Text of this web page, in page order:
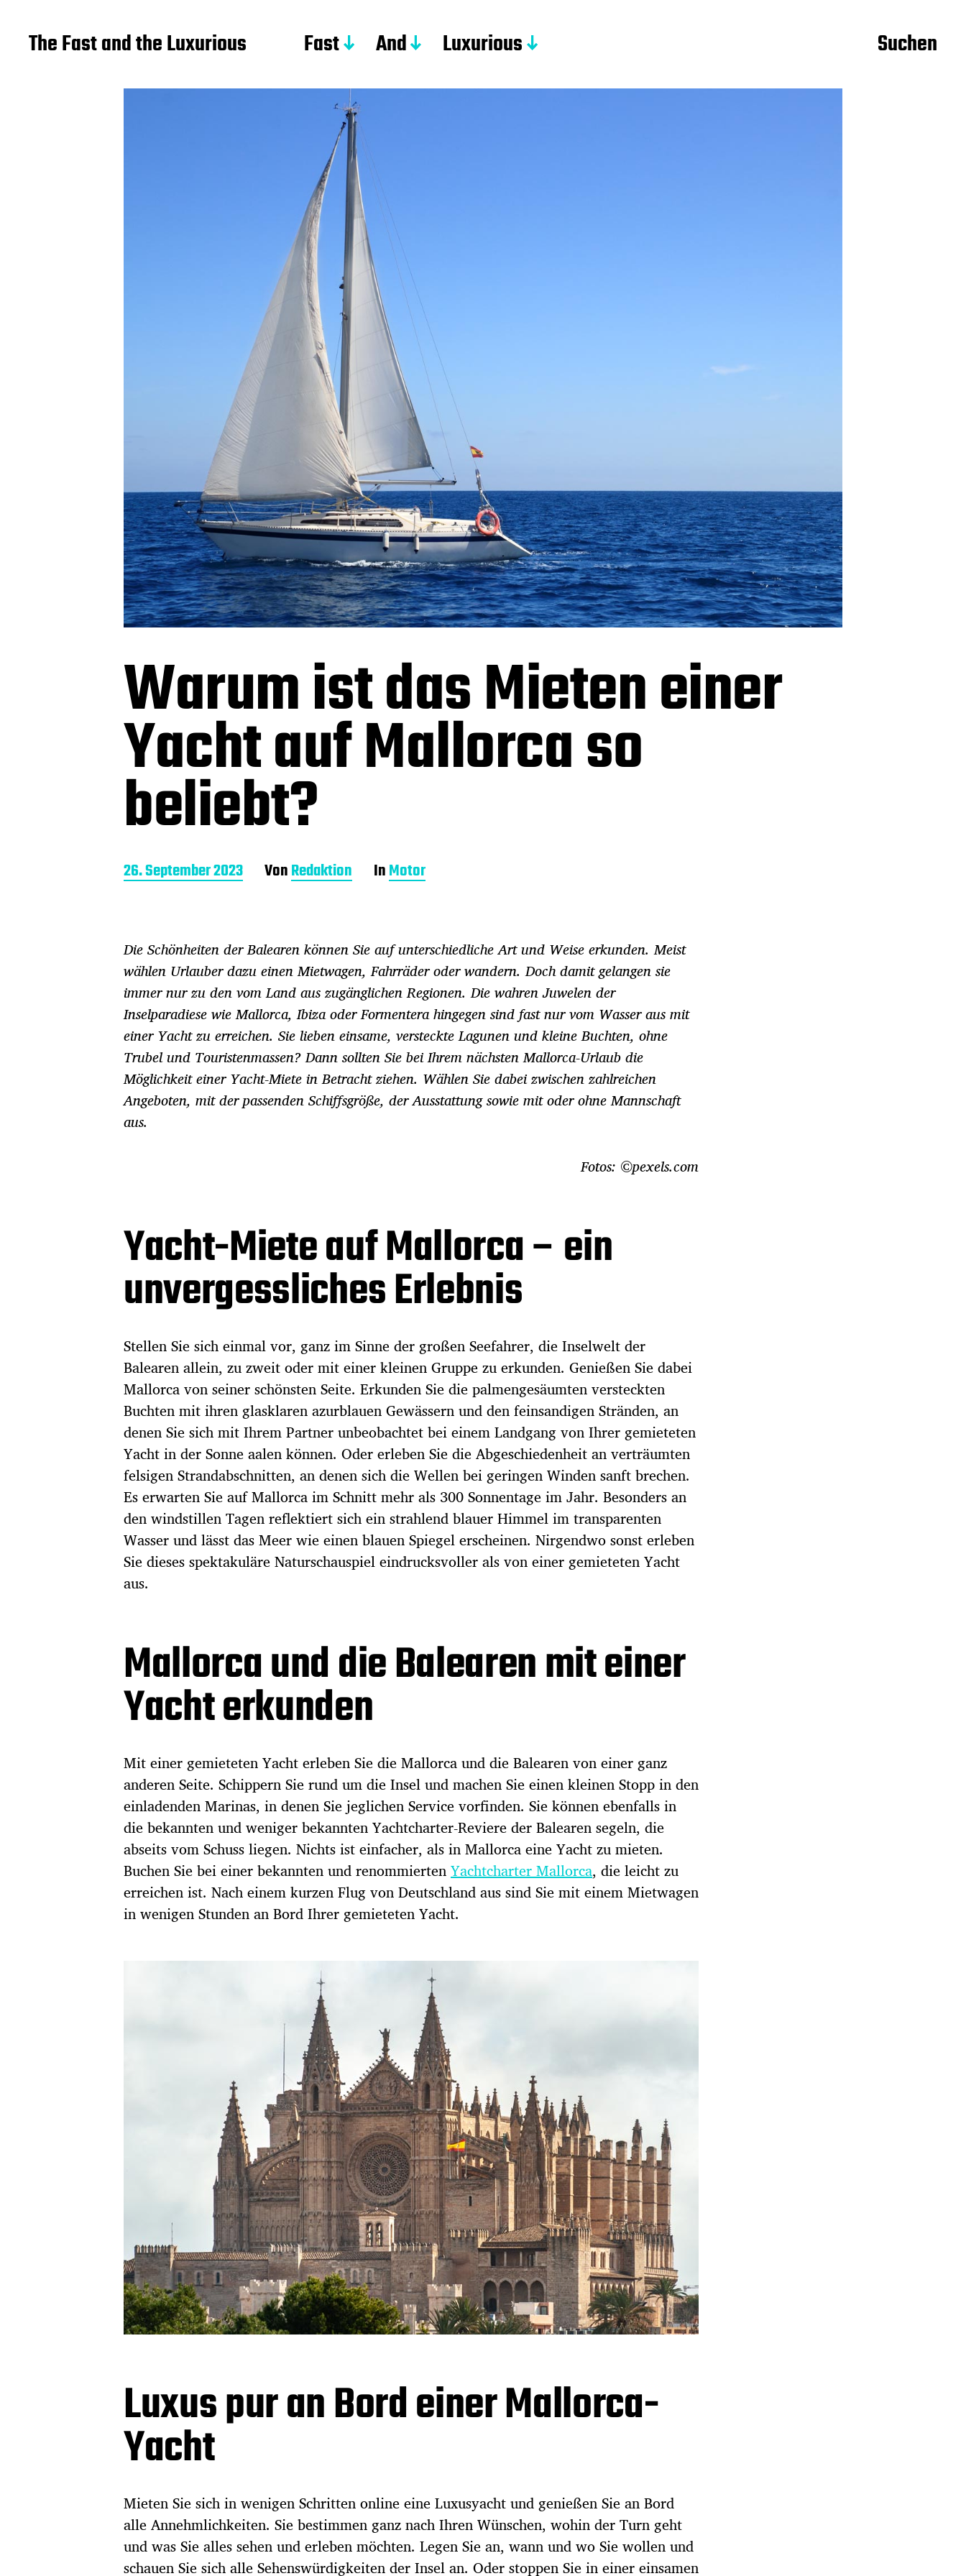
The Fast and the Luxurious Fast And Luxurious Suchen
Warum ist das Mieten einer
Yacht auf Mallorca so
beliebt?
B
e
a
g
s
d
a
t
u
m
26. September 2023 VonRedaktion InMotor
Die Schönheiten der Balearen können Sie auf unterschiedliche Art und Weise erkunden. Meist
wählen Urlauber dazu einen Mietwagen, Fahrräder oder wandern. Doch damit gelangen sie
immer nur zu den vom Land aus zugänglichen Regionen. Die wahren Juwelen der
Inselparadiese wie Mallorca, Ibiza oder Formentera hingegen sind fast nur vom Wasser aus mit
einer Yacht zu erreichen. Sie lieben einsame, versteckte Lagunen und kleine Buchten, ohne
Trubel und Touristenmassen? Dann sollten Sie bei Ihrem nächsten Mallorca-Urlaub die
Möglichkeit einer Yacht-Miete in Betracht ziehen. Wählen Sie dabei zwischen zahlreichen
Angeboten, mit der passenden Schiffsgröße, der Ausstattung sowie mit oder ohne Mannschaft
aus.
Fotos: ©pexels.com
Yacht-Miete auf Mallorca – ein
unvergessliches Erlebnis
Stellen Sie sich einmal vor, ganz im Sinne der großen Seefahrer, die Inselwelt der
Balearen allein, zu zweit oder mit einer kleinen Gruppe zu erkunden. Genießen Sie dabei
Mallorca von seiner schönsten Seite. Erkunden Sie die palmengesäumten versteckten
Buchten mit ihren glasklaren azurblauen Gewässern und den feinsandigen Stränden, an
denen Sie sich mit Ihrem Partner unbeobachtet bei einem Landgang von Ihrer gemieteten
Yacht in der Sonne aalen können. Oder erleben Sie die Abgeschiedenheit an verträumten
felsigen Strandabschnitten, an denen sich die Wellen bei geringen Winden sanft brechen.
Es erwarten Sie auf Mallorca im Schnitt mehr als 300 Sonnentage im Jahr. Besonders an
den windstillen Tagen reflektiert sich ein strahlend blauer Himmel im transparenten
Wasser und lässt das Meer wie einen blauen Spiegel erscheinen. Nirgendwo sonst erleben
Sie dieses spektakuläre Naturschauspiel eindrucksvoller als von einer gemieteten Yacht
aus.
Mallorca und die Balearen mit einer
Yacht erkunden
Mit einer gemieteten Yacht erleben Sie die Mallorca und die Balearen von einer ganz
anderen Seite. Schippern Sie rund um die Insel und machen Sie einen kleinen Stopp in den
einladenden Marinas, in denen Sie jeglichen Service vorfinden. Sie können ebenfalls in
die bekannten und weniger bekannten Yachtcharter-Reviere der Balearen segeln, die
abseits vom Schuss liegen. Nichts ist einfacher, als in Mallorca eine Yacht zu mieten.
Buchen Sie bei einer bekannten und renommiertenYachtcharter Mallorca, die leicht zu
erreichen ist. Nach einem kurzen Flug von Deutschland aus sind Sie mit einem Mietwagen
in wenigen Stunden an Bord Ihrer gemieteten Yacht.
Luxus pur an Bord einer Mallorca-
Yacht
Mieten Sie sich in wenigen Schritten online eine Luxusyacht und genießen Sie an Bord
alle Annehmlichkeiten. Sie bestimmen ganz nach Ihren Wünschen, wohin der Turn geht
und was Sie alles sehen und erleben möchten. Legen Sie an, wann und wo Sie wollen und
schauen Sie sich alle Sehenswürdigkeiten der Insel an. Oder stoppen Sie in einer einsamen